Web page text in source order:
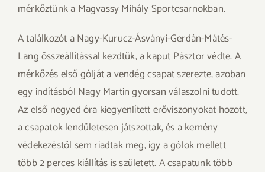
mérkőztünk a Magvassy Mihály Sportcsarnokban.
A találkozót a Nagy-Kurucz-Ásványi-Gerdán-Mátés-
Lang összeállítással kezdtük, a kaput Pásztor védte. A
mérkőzés első gólját a vendég csapat szerezte, azoban
egy indításból Nagy Martin gyorsan válaszolni tudott.
Az első negyed óra kiegyenlített erőviszonyokat hozott,
a csapatok lendületesen játszottak, és a kemény
védekezéstől sem riadtak meg, így a gólok mellett
több 2 perces kiállítás is született. A csapatunk több